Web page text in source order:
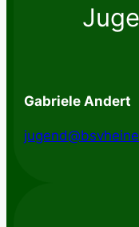
Gabriele Andert